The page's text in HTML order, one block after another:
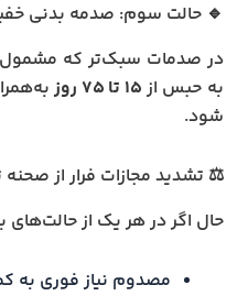
🔹 حالت سوم: صدمه بدنی خفیف
در صدمات سبک‌تر که مشمول
به حبس از ۱۵ تا ۷۵ روز
شود.
⚖️ تشدید مجازات فرار از
حال اگر در هر یک از حالت‌های
مصدوم نیاز فوری به